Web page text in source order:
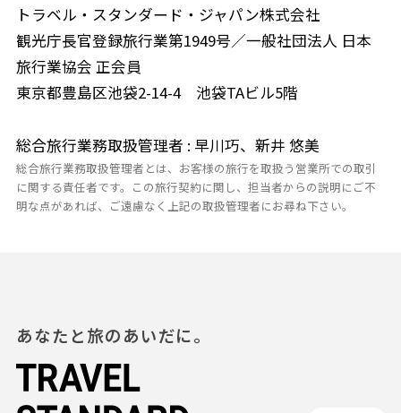
トラベル・スタンダード・ジャパン株式会社
観光庁長官登録旅行業第1949号／一般社団法人 日本
旅行業協会 正会員
東京都豊島区池袋2-14-4 池袋TAビル5階
総合旅行業務取扱管理者 : 早川巧、新井 悠美
総合旅行業務取扱管理者とは、お客様の旅行を取扱う営業所での取引
に関する責任者です。この旅行契約に関し、担当者からの説明にご不
明な点があれば、ご遠慮なく上記の取扱管理者にお尋ね下さい。
あなたと旅のあいだに。